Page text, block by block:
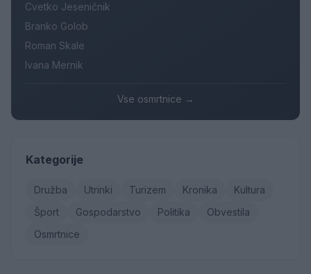
Cvetko Jeseničnik
Branko Golob
Roman Skale
Ivana Mernik
Vse osmrtnice →
Kategorije
Družba Utrinki Turizem Kronika
Kultura
Šport
Gospodarstvo Politika
Obvestila
Osmrtnice